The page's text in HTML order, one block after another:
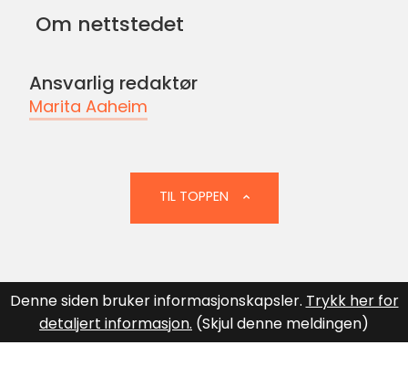
Facebook
Om nettstedet
Ansvarlig redaktør
Marita Aaheim
TIL TOPPEN
Denne siden bruker informasjonskapsler. Trykk her for
detaljert informasjon. (Skjul denne meldingen)